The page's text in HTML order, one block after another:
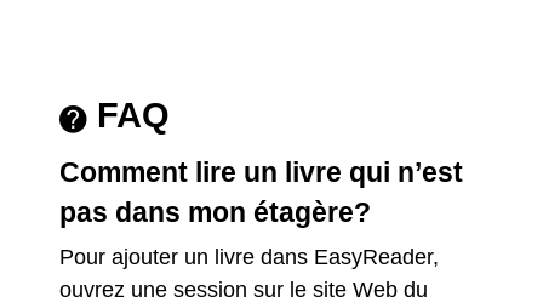
FAQ
Comment lire un livre qui n’est
pas dans mon étagère?
Pour ajouter un livre dans EasyReader,
ouvrez une session sur le site Web du